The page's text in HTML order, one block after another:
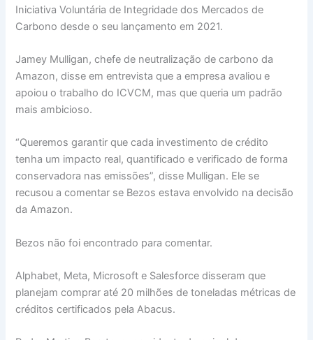
Iniciativa Voluntária de Integridade dos Mercados de
Carbono desde o seu lançamento em 2021.
Jamey Mulligan, chefe de neutralização de carbono da
Amazon, disse em entrevista que a empresa avaliou e
apoiou o trabalho do ICVCM, mas que queria um padrão
mais ambicioso.
“Queremos garantir que cada investimento de crédito
tenha um impacto real, quantificado e verificado de forma
conservadora nas emissões”, disse Mulligan. Ele se
recusou a comentar se Bezos estava envolvido na decisão
da Amazon.
Bezos não foi encontrado para comentar.
Alphabet, Meta, Microsoft e Salesforce disseram que
planejam comprar até 20 milhões de toneladas métricas de
créditos certificados pela Abacus.